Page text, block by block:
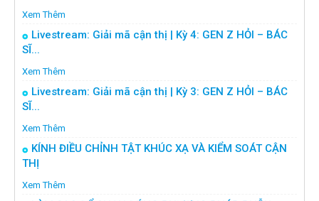
Xem Thêm
Livestream: Giải mã cận thị | Kỳ 4: GEN Z HỎI – BÁC
SĨ...
Xem Thêm
Livestream: Giải mã cận thị | Kỳ 3: GEN Z HỎI – BÁC
SĨ...
Xem Thêm
KÍNH ĐIỀU CHỈNH TẬT KHÚC XẠ VÀ KIỂM SOÁT CẬN
THỊ
Xem Thêm